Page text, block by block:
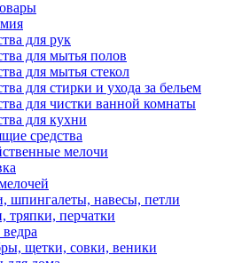
для рук
для мытья полов
для мытья стекол
для стирки и ухода за бельем
для чистки ванной комнаты
для кухни
средства
мелочи
шпингалеты, навесы, петли
тряпки, перчатки
щетки, совки, веники